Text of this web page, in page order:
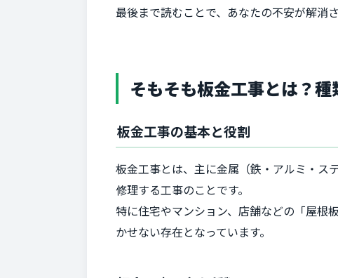
最後まで読むことで、あなたの不安が解消
そもそも板金工事とは？
板金工事の基本と役割
板金工事とは、主に金属（鉄・アルミ・ス
修理する工事のことです。
特に住宅やマンション、店舗などの「屋根
かせない存在となっています。